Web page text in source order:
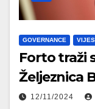
GOVERNANCE
Forto traži
Željeznica
12/11/2024